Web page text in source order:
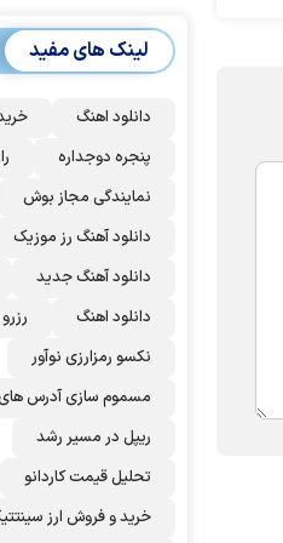
لینک های مفید
دانلود اهنگ
پنجره دوجداره
نمایندگی مجاز بوش
دانلود آهنگ رز‌ موزیک
دانلود آهنگ جدید
دانلود اهنگ
نکسو رمزارزی نوآور
مسموم سازی آدرس های
ریپل در مسیر رشد
تحلیل قیمت کاردانو
خرید و فروش ارز